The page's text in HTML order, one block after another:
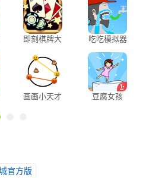
即刻棋牌大
吃吃模拟器
画画小天才 豆腐女孩
官方版